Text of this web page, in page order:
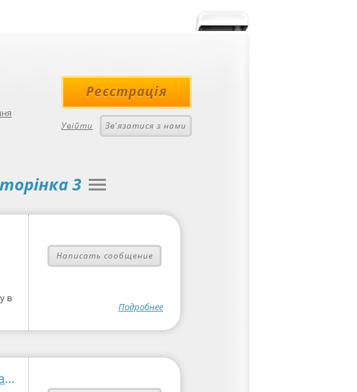
Реєстрація
Увійти Зв'язатися з нами
3
в
Написать сообщение
Подробнее
⭐ Ремонт 24⭐ (Холодильников/Морозильных камер)